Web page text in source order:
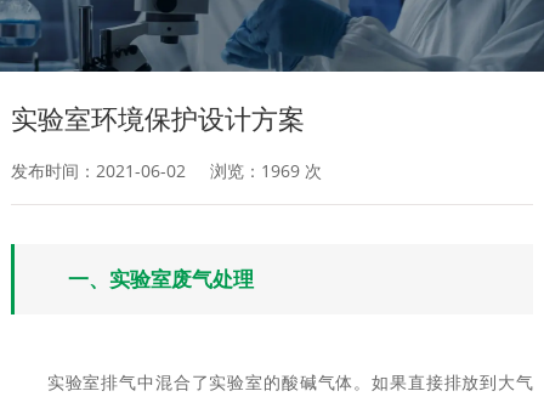
实验室环境保护设计方案
发布时间：2021-06-02 浏览： 1969 次
一、实验室废气处理
实验室排气中混合了实验室的酸碱气体。如果直接排放到大气